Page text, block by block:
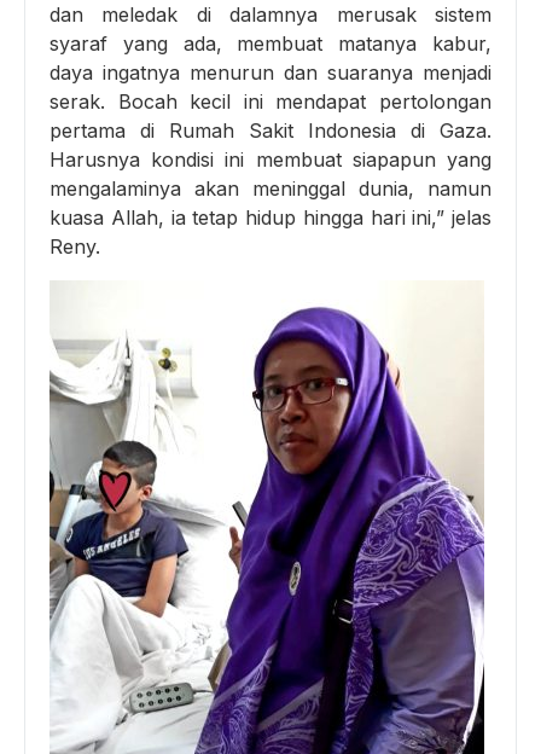
dan meledak di dalamnya merusak sistem
syaraf yang ada, membuat matanya kabur,
daya ingatnya menurun dan suaranya menjadi
serak. Bocah kecil ini mendapat pertolongan
pertama di Rumah Sakit Indonesia di Gaza.
Harusnya kondisi ini membuat siapapun yang
mengalaminya akan meninggal dunia, namun
kuasa Allah, ia tetap hidup hingga hari ini,” jelas
Reny.